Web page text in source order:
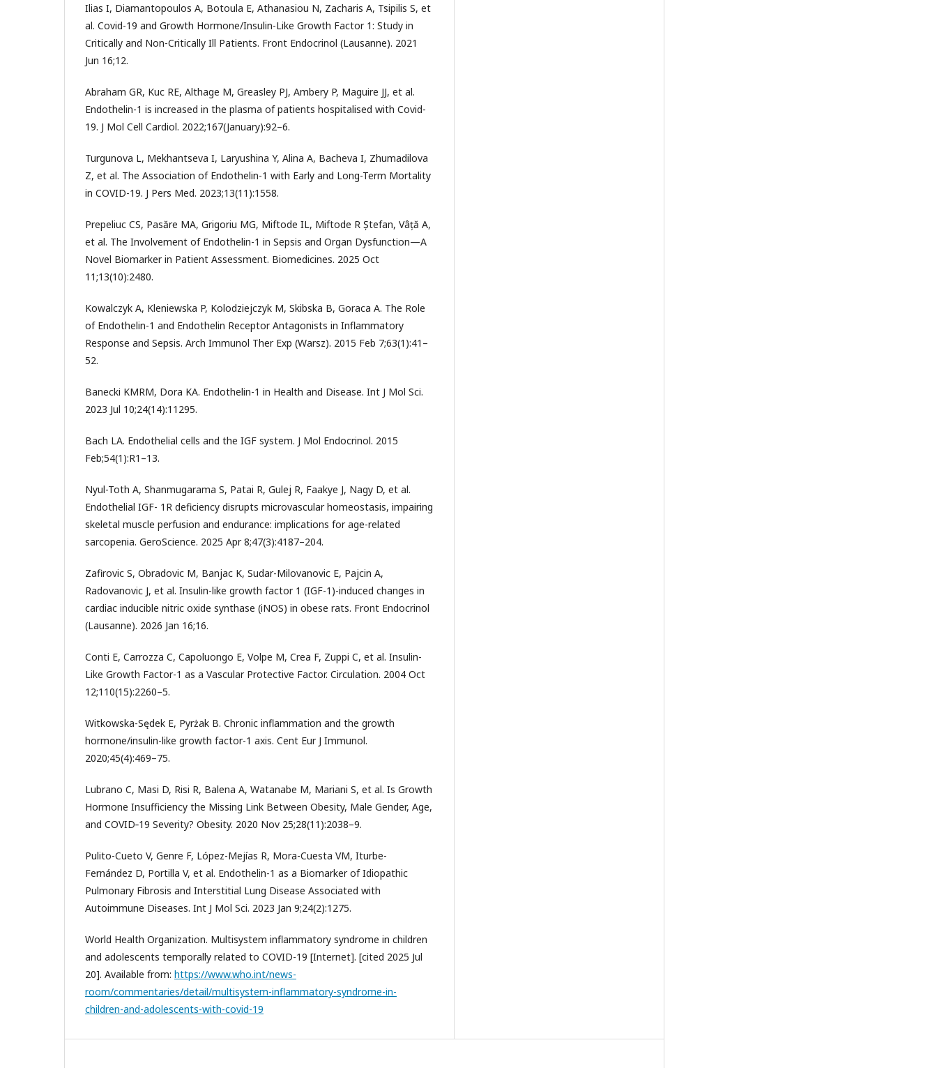
Ilias I, Diamantopoulos A, Botoula E, Athanasiou N, Zacharis A, Tsipilis S, et
al. Covid-19 and Growth Hormone/Insulin-Like Growth Factor 1: Study in
Critically and Non-Critically Ill Patients. Front Endocrinol (Lausanne). 2021
Jun 16;12.
Abraham GR, Kuc RE, Althage M, Greasley PJ, Ambery P, Maguire JJ, et al.
Endothelin-1 is increased in the plasma of patients hospitalised with Covid-
19. J Mol Cell Cardiol. 2022;167(January):92–6.
Turgunova L, Mekhantseva I, Laryushina Y, Alina A, Bacheva I, Zhumadilova
Z, et al. The Association of Endothelin-1 with Early and Long-Term Mortality
in COVID-19. J Pers Med. 2023;13(11):1558.
Prepeliuc CS, Pasăre MA, Grigoriu MG, Miftode IL, Miftode R Ștefan, Vâță A,
et al. The Involvement of Endothelin-1 in Sepsis and Organ Dysfunction—A
Novel Biomarker in Patient Assessment. Biomedicines. 2025 Oct
11;13(10):2480.
Kowalczyk A, Kleniewska P, Kolodziejczyk M, Skibska B, Goraca A. The Role
of Endothelin-1 and Endothelin Receptor Antagonists in Inflammatory
Response and Sepsis. Arch Immunol Ther Exp (Warsz). 2015 Feb 7;63(1):41–
52.
Banecki KMRM, Dora KA. Endothelin-1 in Health and Disease. Int J Mol Sci.
2023 Jul 10;24(14):11295.
Bach LA. Endothelial cells and the IGF system. J Mol Endocrinol. 2015
Feb;54(1):R1–13.
Nyul-Toth A, Shanmugarama S, Patai R, Gulej R, Faakye J, Nagy D, et al.
Endothelial IGF- 1R deficiency disrupts microvascular homeostasis, impairing
skeletal muscle perfusion and endurance: implications for age-related
sarcopenia. GeroScience. 2025 Apr 8;47(3):4187–204.
Zafirovic S, Obradovic M, Banjac K, Sudar-Milovanovic E, Pajcin A,
Radovanovic J, et al. Insulin-like growth factor 1 (IGF-1)-induced changes in
cardiac inducible nitric oxide synthase (iNOS) in obese rats. Front Endocrinol
(Lausanne). 2026 Jan 16;16.
Conti E, Carrozza C, Capoluongo E, Volpe M, Crea F, Zuppi C, et al. Insulin-
Like Growth Factor-1 as a Vascular Protective Factor. Circulation. 2004 Oct
12;110(15):2260–5.
Witkowska-Sędek E, Pyrżak B. Chronic inflammation and the growth
hormone/insulin-like growth factor-1 axis. Cent Eur J Immunol.
2020;45(4):469–75.
Lubrano C, Masi D, Risi R, Balena A, Watanabe M, Mariani S, et al. Is Growth
Hormone Insufficiency the Missing Link Between Obesity, Male Gender, Age,
and COVID‐19 Severity? Obesity. 2020 Nov 25;28(11):2038–9.
Pulito-Cueto V, Genre F, López-Mejías R, Mora-Cuesta VM, Iturbe-
Fernández D, Portilla V, et al. Endothelin-1 as a Biomarker of Idiopathic
Pulmonary Fibrosis and Interstitial Lung Disease Associated with
Autoimmune Diseases. Int J Mol Sci. 2023 Jan 9;24(2):1275.
World Health Organization. Multisystem inflammatory syndrome in children
and adolescents temporally related to COVID-19 [Internet]. [cited 2025 Jul
20]. Available from: https://www.who.int/news-
room/commentaries/detail/multisystem-inflammatory-syndrome-in-
children-and-adolescents-with-covid-19